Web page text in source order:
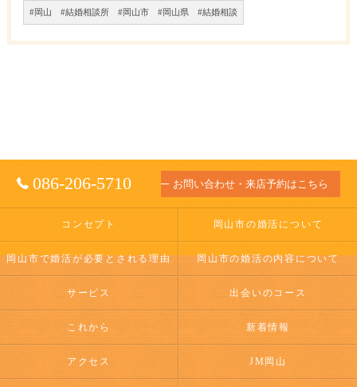
#岡山 #結婚相談所 #岡山市 #岡山県 #結婚相談
086-206-5710 お問い合わせ・来店予約はこちら
コンセプト 岡山市の婚活について
岡山市で婚活が必要とされる理由 岡山市の婚活の内容について
サービス 出会いのコース
これから 新着情報
アクセス JM岡山